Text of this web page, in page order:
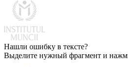
Нашли ошибку в тексте?
Выделите нужный фрагмент и